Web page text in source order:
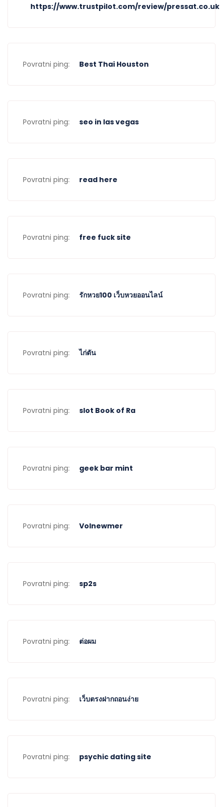
https://www.trustpilot.com/review/pressat.co.uk
Povratni ping: Best Thai Houston
Povratni ping: seo in las vegas
Povratni ping: read here
Povratni ping: free fuck site
Povratni ping: รักหวย100 เว็บหวยออนไลน์
Povratni ping: ไก่ตัน
Povratni ping: slot Book of Ra
Povratni ping: geek bar mint
Povratni ping: Volnewmer
Povratni ping: sp2s
Povratni ping: ต่อผม
Povratni ping: เว็บตรงฝากถอนง่าย
Povratni ping: psychic dating site